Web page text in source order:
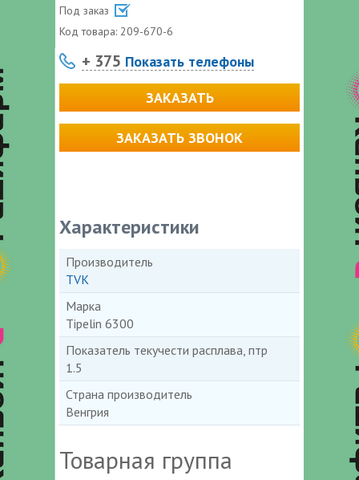
Под заказ
Код товара: 209-670-6
+ 375 Показать телефоны
ЗАКАЗАТЬ
ЗАКАЗАТЬ ЗВОНОК
Характеристики
Производитель
TVK
Марка
Tipelin 6300
Показатель текучести расплава, птр
1.5
Страна производитель
Венгрия
Товарная группа